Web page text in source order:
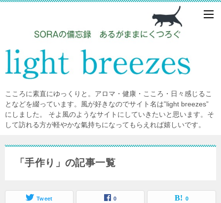
こころに素直にゆっくりと。アロマ・健康・こころ・日々感じるこ
となどを綴っています。風が好きなのでサイト名は”light breezes”
にしました。 そよ風のようなサイトにしていきたいと思います。そ
して訪れる方が軽やかな氣持ちになってもらえれば嬉しいです。
「手作り」の記事一覧
Tweet 0 0